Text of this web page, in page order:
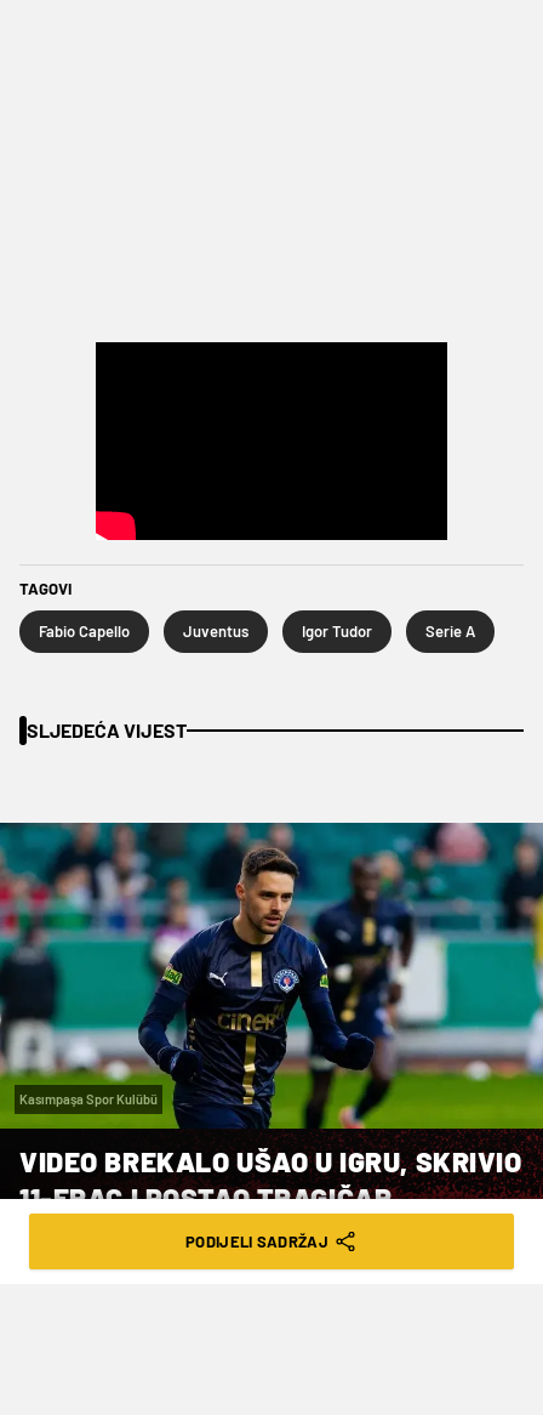
TAGOVI
Fabio Capello Juventus Igor Tudor Serie A
SLJEDEĆA VIJEST
Kasımpaşa Spor Kulübü
VIDEO BREKALO UŠAO U IGRU, SKRIVIO
11-ERAC I POSTAO TRAGIČAR
PODIJELI SADRŽAJ